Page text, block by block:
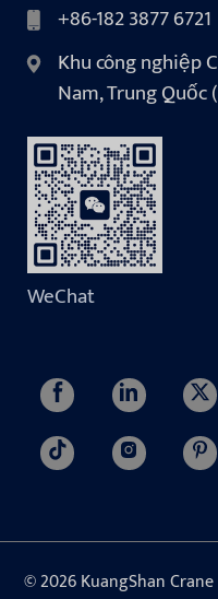
+86-182 3877 6721
Khu công nghiệp
Nam, Trung Quốc
WeChat
© 2026 KuangShan Crane